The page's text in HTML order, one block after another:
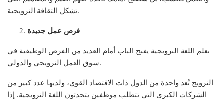
تشكل الثقافة النرويجية.
فرص عمل جديدة
تعلم اللغة النرويجية يفتح الباب أمام العديد من الفرص الوظيفية في
سوق العمل النرويجي والدولي.
النرويج تُعد واحدة من الدول ذات الاقتصاد القوي، ولديها عدد كبير من
الشركات الكبرى التي تتطلب موظفين يتحدثون اللغة النرويجية. إذا